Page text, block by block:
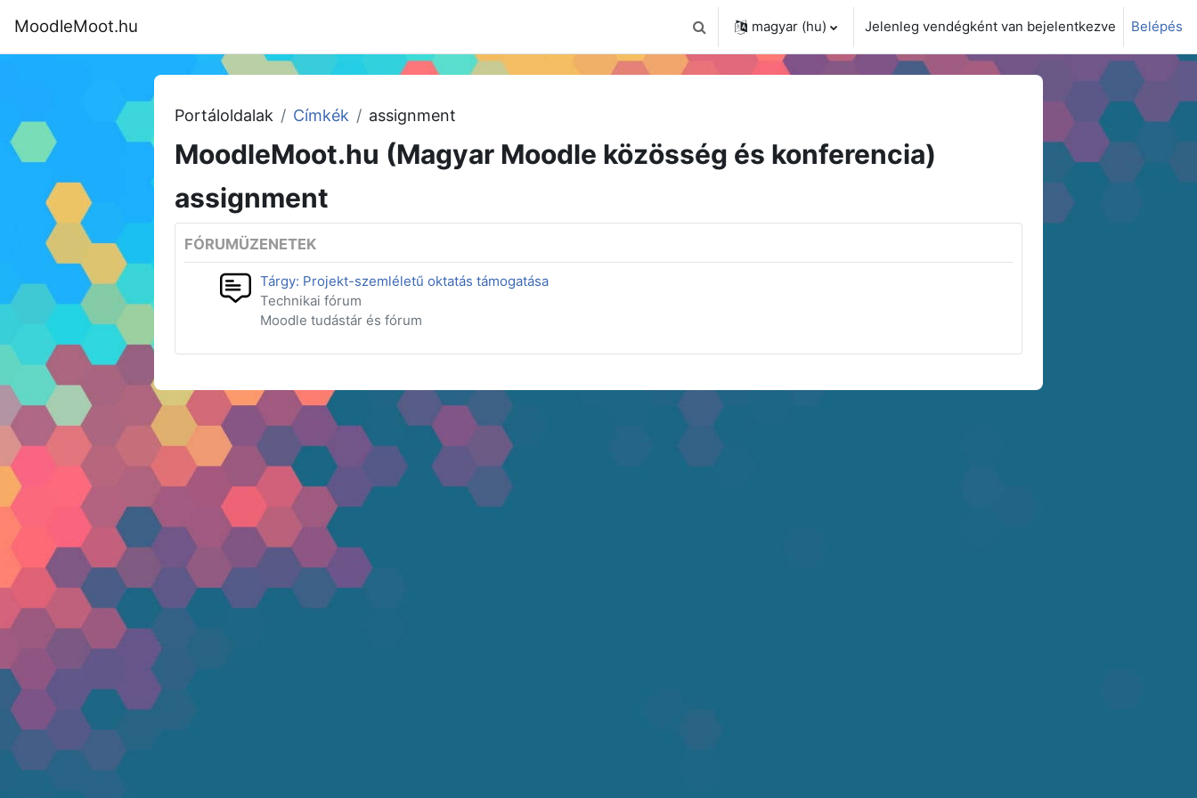
MoodleMoot.hu Keresési bemeneti adatok váltása
magyar ‎(hu)‎ Jelenleg vendégként van bejelentkezve Belépés
Portáloldalak Címkék assignment
MoodleMoot.hu (Magyar Moodle közösség és konferencia)
assignment
FÓRUMÜZENETEK
Tárgy: Projekt-szemléletű oktatás támogatása
Technikai fórum
Moodle tudástár és fórum